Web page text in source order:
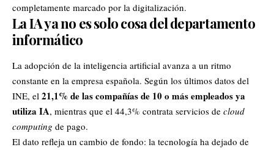
completamente marcado por la digitalización.
La IA ya no es solo cosa del departamento
informático
La adopción de la inteligencia artificial avanza a un ritmo
constante en la empresa española. Según los últimos datos del
INE, el 21,1% de las compañías de 10 o más empleados ya
utiliza IA, mientras que el 44,3% contrata servicios de cloud
computing de pago.
El dato refleja un cambio de fondo: la tecnología ha dejado de